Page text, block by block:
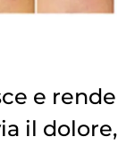
e rende
il dolore,